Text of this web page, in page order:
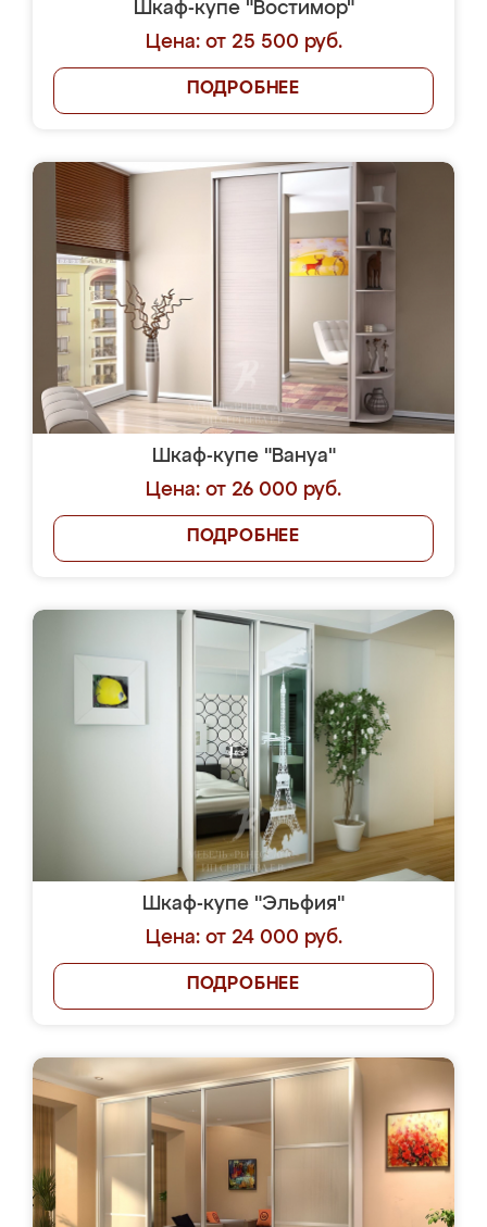
Шкаф-купе "Востимор"
Цена: от 25 500 руб.
ПОДРОБНЕЕ
Шкаф-купе "Вануа"
Цена: от 26 000 руб.
ПОДРОБНЕЕ
Шкаф-купе "Эльфия"
Цена: от 24 000 руб.
ПОДРОБНЕЕ